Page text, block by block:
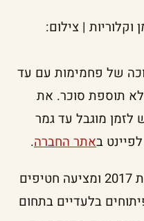
| צילום:
של פחמימות עם עד
וללא תוספת סוכר. את
לזמן מוגבל עד גמר
אתר החברה.
N!CK'S הוקמה בשוודיה בשנת 2017 ומציעה חטיפים
בלעדיים בתחום